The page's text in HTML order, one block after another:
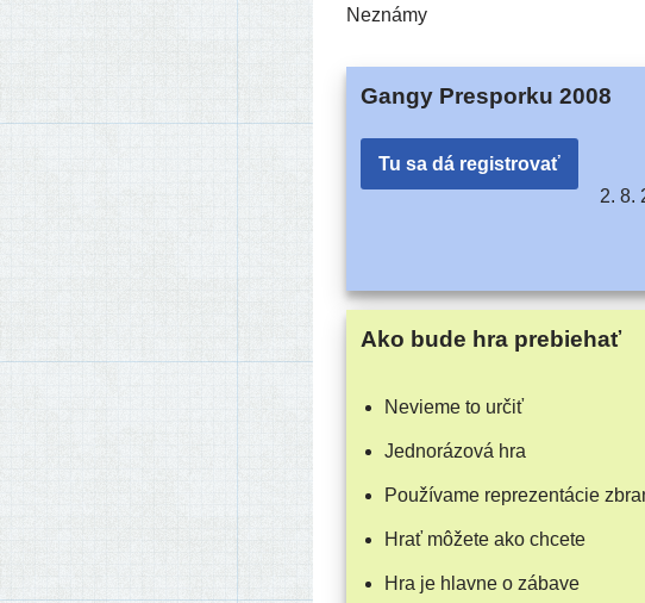
Neznámy
Gangy Presporku 2008
Tu sa dá registrovať
2. 8.
Ako bude hra prebiehať
Nevieme to určiť
Jednorázová hra
Používame repre­zen­tá­cie
Hrať môže­te ako chcete
Hra je hlav­ne o zábave